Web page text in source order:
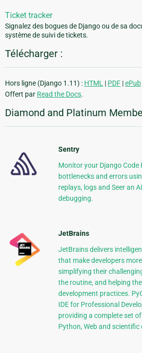
Ticket tracker
Signalez des bogues de Django ou de sa
système de suivi de tickets.
Télécharger :
Hors ligne (Django 1.11) : HTML | PDF |ePub
Offert par Read the Docs.
Diamond and Platinum
Sentry
Monitor your Django Code
bottlenecks and errors
replays, logs and Seer an
debugging.
JetBrains
JetBrains delivers
that make developers
simplifying their
the routine, and helping
development practices.
IDE for Professional
providing a complete set
Python, Web and scientific